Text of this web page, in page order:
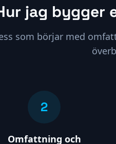
jag bygger
som börjar med
2
Omfattning och